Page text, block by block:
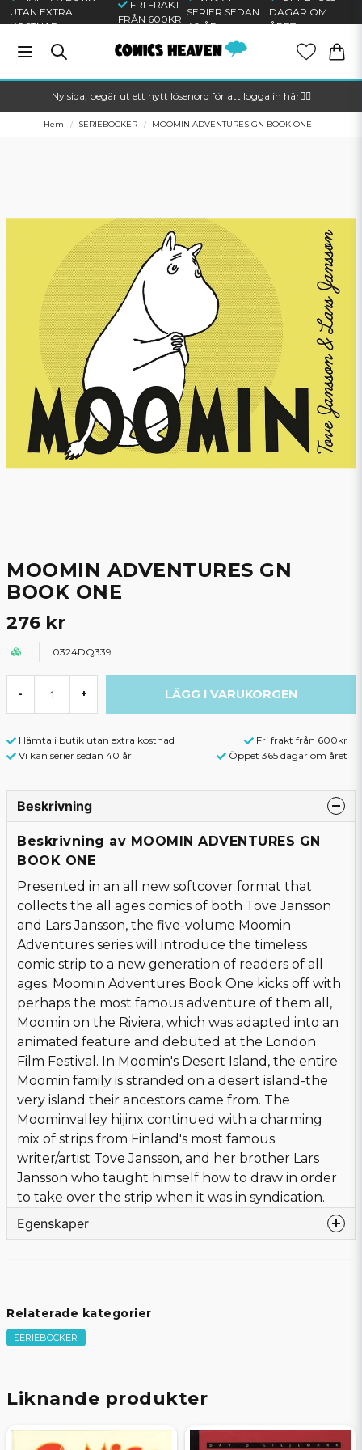
UTAN EXTRA
KOSTNAD
FRI FRAKT
FRÅN 600KR
SERIER SEDAN
40 ÅR
DAGAR OM
ÅRET
Ny sida, begär ut ett nytt lösenord för att logga in här🦸‍♂️
Hem SERIEBÖCKER MOOMIN ADVENTURES GN BOOK ONE
MOOMIN ADVENTURES GN
BOOK ONE
276 kr
0324DQ339
- + LÄGG I VARUKORGEN
Hämta i butik utan extra kostnad
Fri frakt från 600kr
Vi kan serier sedan 40 år
Öppet 365 dagar om året
Beskrivning
Beskrivning av MOOMIN ADVENTURES GN
BOOK ONE
Presented in an all new softcover format that
collects the all ages comics of both Tove Jansson
and Lars Jansson, the five-volume Moomin
Adventures series will introduce the timeless
comic strip to a new generation of readers of all
ages. Moomin Adventures Book One kicks off with
perhaps the most famous adventure of them all,
Moomin on the Riviera, which was adapted into an
animated feature and debuted at the London
Film Festival. In Moomin's Desert Island, the entire
Moomin family is stranded on a desert island-the
very island their ancestors came from. The
Moominvalley hijinx continued with a charming
mix of strips from Finland's most famous
writer/artist Tove Jansson, and her brother Lars
Jansson who taught himself how to draw in order
to take over the strip when it was in syndication.
Egenskaper
Författare
Tecknare
Beg/Nytt
Nytt Obegagnat
Relaterade kategorier
SERIEBÖCKER
Liknande produkter